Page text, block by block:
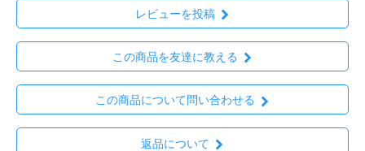
レビューを投稿
この商品を友達に教える
この商品について問い合わせる
返品について